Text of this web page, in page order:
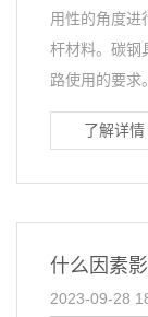
用性的角度进
杆材料。碳钢
路使用的要求
了解详情
什么因素
2023-09-28